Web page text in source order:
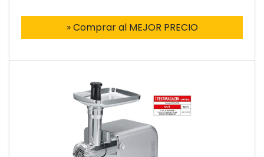
» Comprar al MEJOR PRECIO